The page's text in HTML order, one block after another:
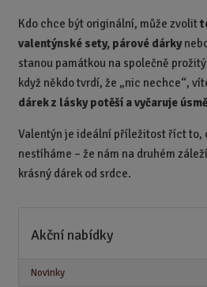
Kdo chce být originální, může zvolit
valentýnské sety, párové dárky
stanou památkou na společně
když někdo tvrdí, že „nic nechce“,
dárek z lásky potěší a vyčaruje
Valentýn je ideální příležitost říct to,
nestíháme – že nám na druhém
krásný dárek od srdce.
Akční nabídky
Novinky